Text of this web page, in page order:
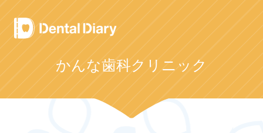
Skip
to
content
かんな歯科クリニック